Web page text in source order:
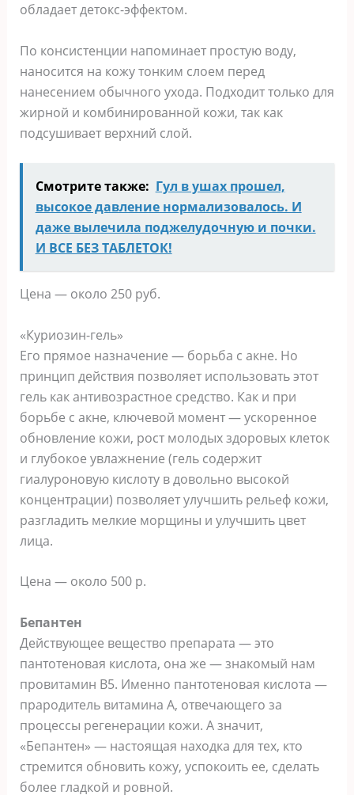
обладает детокс-эффектом.
По консистенции напоминает простую воду,
наносится на кожу тонким слоем перед
нанесением обычного ухода. Подходит только для
жирной и комбинированной кожи, так как
подсушивает верхний слой.
Смотрите также: Гул в ушах прошел,
высокое давление нормализовалось. И
даже вылечила поджелудочную и почки.
И ВСЕ БЕЗ ТАБЛЕТОК!
Цена — около 250 руб.
«Куриозин-гель»
Его прямое назначение — борьба с акне. Но
принцип действия позволяет использовать этот
гель как антивозрастное средство. Как и при
борьбе с акне, ключевой момент — ускоренное
обновление кожи, рост молодых здоровых клеток
и глубокое увлажнение (гель содержит
гиалуроновую кислоту в довольно высокой
концентрации) позволяет улучшить рельеф кожи,
разгладить мелкие морщины и улучшить цвет
лица.
Цена — около 500 р.
Бепантен
Действующее вещество препарата — это
пантотеновая кислота, она же — знакомый нам
провитамин В5. Именно пантотеновая кислота —
прародитель витамина А, отвечающего за
процессы регенерации кожи. А значит,
«Бепантен» — настоящая находка для тех, кто
стремится обновить кожу, успокоить ее, сделать
более гладкой и ровной.